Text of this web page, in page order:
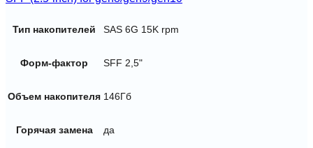
Тип накопителей SAS 6G 15K rpm
Форм-фактор SFF 2,5"
Объем накопителя 146Гб
Горячая замена да